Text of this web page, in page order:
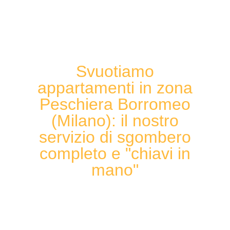
Svuotiamo
appartamenti in zona
Peschiera Borromeo
(Milano): il nostro
servizio di sgombero
completo e "chiavi in
mano"​